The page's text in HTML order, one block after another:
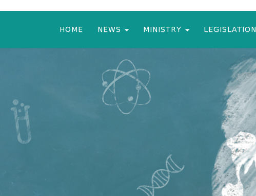
HOME NEWS MINISTRY LEGISLATION